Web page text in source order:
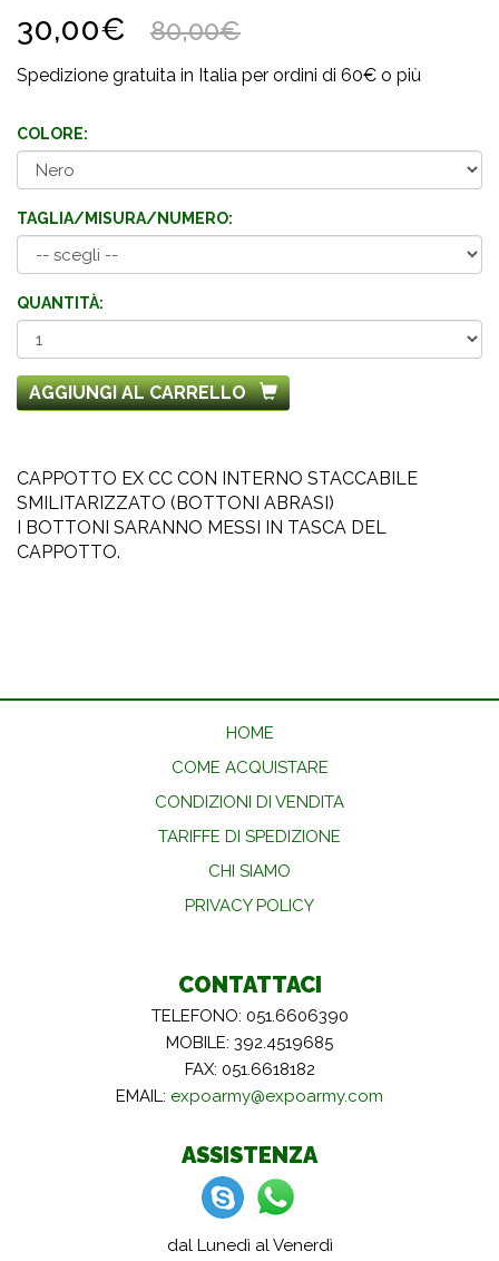
30,00€ 80,00€
Spedizione gratuita in Italia per ordini di 60€ o più
COLORE:
TAGLIA/MISURA/NUMERO:
QUANTITÀ:
AGGIUNGI AL CARRELLO
CAPPOTTO EX CC CON INTERNO STACCABILE
SMILITARIZZATO (BOTTONI ABRASI)
I BOTTONI SARANNO MESSI IN TASCA DEL
CAPPOTTO.
HOME
COME ACQUISTARE
CONDIZIONI DI VENDITA
TARIFFE DI SPEDIZIONE
CHI SIAMO
PRIVACY POLICY
CONTATTACI
TELEFONO: 051.6606390
MOBILE: 392.4519685
FAX: 051.6618182
EMAIL: expoarmy@expoarmy.com
ASSISTENZA
dal Lunedì al Venerdì